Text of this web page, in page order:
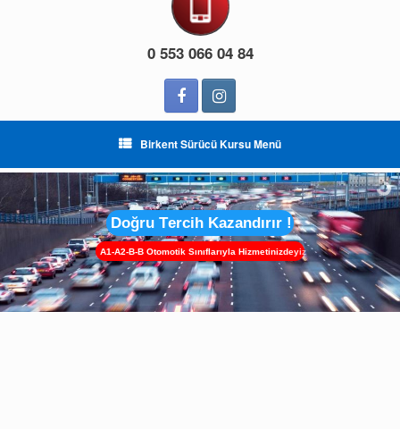
0 553 066 04 84
Birkent Sürücü Kursu Menü
Doğru Tercih Kazandırır !
A1-A2-B-B Otomotik Sınıflarıyla Hizmetinizdeyiz